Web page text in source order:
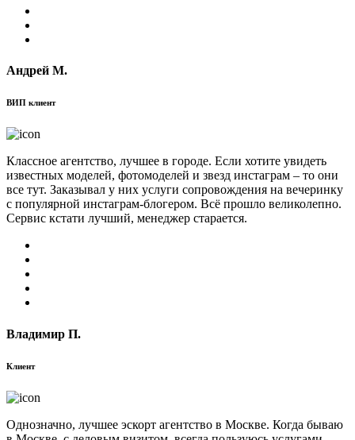
Андрей М.
ВИП клиент
Классное агентство, лучшее в городе. Если хотите увидеть
известных моделей, фотомоделей и звезд инстаграм – то они
все тут. Заказывал у них услуги сопровождения на вечеринку
с популярной инстаграм-блогером. Всё прошло великолепно.
Сервис кстати лучший, менеджер старается.
Владимир П.
Клиент
Однозначно, лучшее эскорт агентство в Москве. Когда бываю